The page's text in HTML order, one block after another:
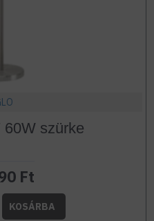
60W szürke
Ft
KOSÁRBA